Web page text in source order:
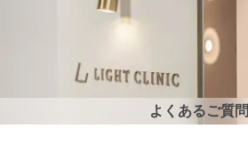
よくあるご質問